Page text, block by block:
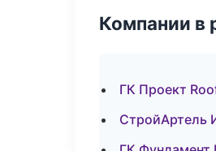
Компании в
ГК Проект
СтройАртель